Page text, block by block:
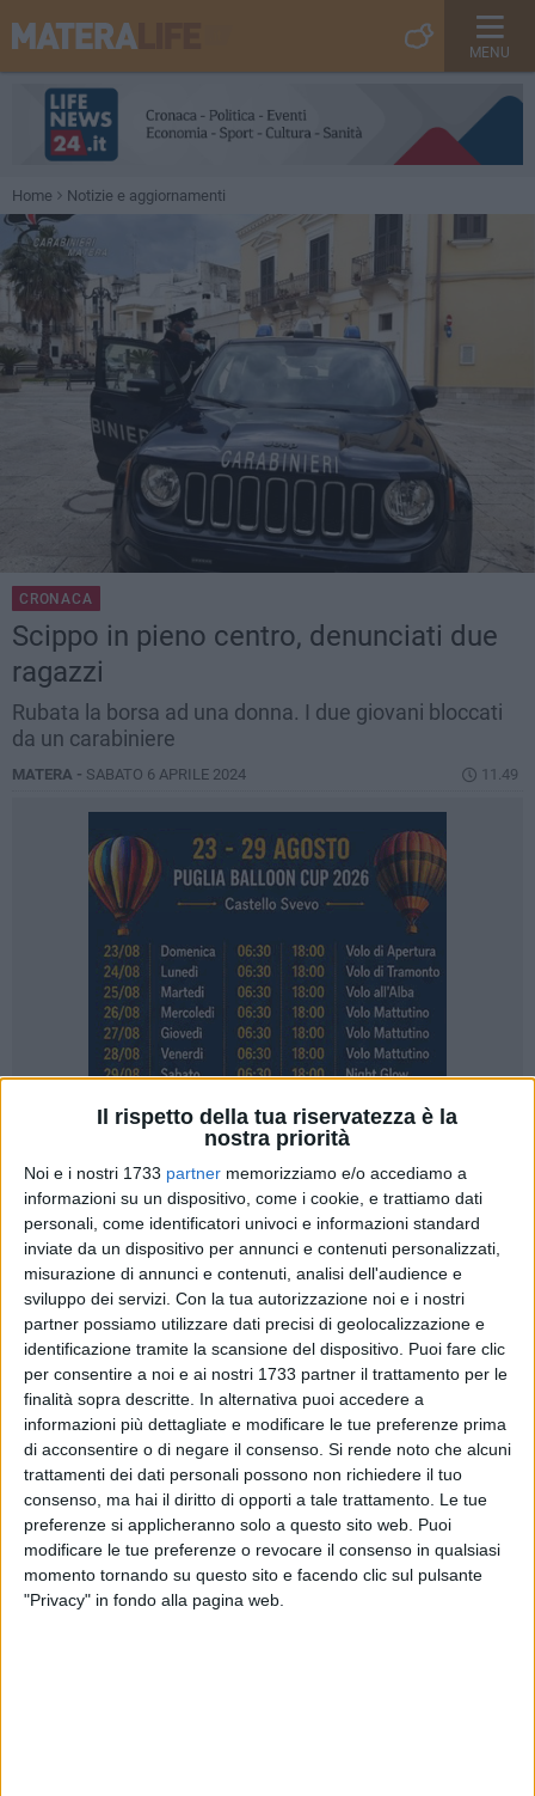
Il rispetto della tua riservatezza è la
nostra priorità
Noi e i nostri 1733 partner memorizziamo e/o accediamo a
informazioni su un dispositivo, come i cookie, e trattiamo dati
personali, come identificatori univoci e informazioni standard
inviate da un dispositivo per annunci e contenuti personalizzati,
misurazione di annunci e contenuti, analisi dell'audience e
sviluppo dei servizi. Con la tua autorizzazione noi e i nostri
partner possiamo utilizzare dati precisi di geolocalizzazione e
identificazione tramite la scansione del dispositivo. Puoi fare clic
per consentire a noi e ai nostri 1733 partner il trattamento per le
finalità sopra descritte. In alternativa puoi accedere a
informazioni più dettagliate e modificare le tue preferenze prima
di acconsentire o di negare il consenso. Si rende noto che alcuni
trattamenti dei dati personali possono non richiedere il tuo
consenso, ma hai il diritto di opporti a tale trattamento. Le tue
preferenze si applicheranno solo a questo sito web. Puoi
modificare le tue preferenze o revocare il consenso in qualsiasi
momento tornando su questo sito e facendo clic sul pulsante
"Privacy" in fondo alla pagina web.
MENU
Home Notizie e aggiornamenti
CRONACA
Scippo in pieno centro, denunciati due
ragazzi
Rubata la borsa ad una donna. I due giovani bloccati
da un carabiniere
MATERA - SABATO 6 APRILE 2024 11.49
A Matera due ragazzi sono stati denunciati dai carabinieri
per furto con destrezza dopo aver scippato la borsa ad una
donna del posto, in una via del centro. Mentre la donna
passeggiava, i due si sono avvicinati e hanno preso la borsa
dalle sua mani.
La vittima del furto ha urlato attirando l'attenzione di un
carabiniere in borghese, in servizio nella compagnia di
Matera dell'Arma, che ha inseguito i due giovani mentre
tentavano di dileguarsi nelle stradine circostanti. Il
carabiniere li ha raggiunti e bloccati. Nel frattempo sono
arrivati anche i colleghi del nucleo operativo e radiomobile
che hanno identificato i due responsabili, accompagnandoli
negli uffici del comando provinciale per le formalità di rito.
La borsa è stata recuperata e restituita.